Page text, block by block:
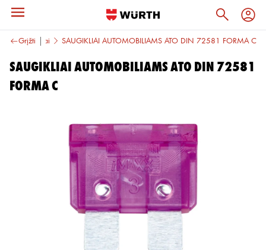
Grįžti
komplektai SAUGIKLIAI AUTOMOBILIAMS ATO DIN 72581 FORMA C
SAUGIKLIAI AUTOMOBILIAMS ATO DIN 72581
FORMA C